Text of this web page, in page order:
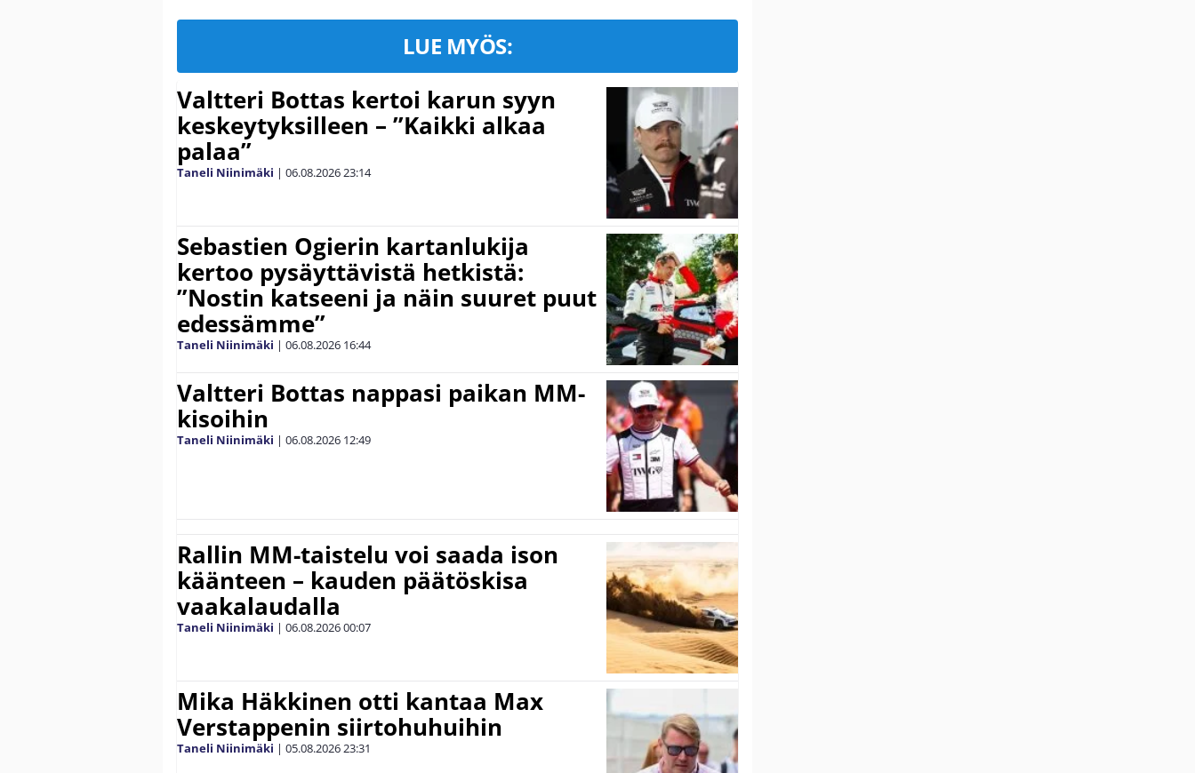
LUE MYÖS:
Valtteri Bottas kertoi karun syyn
keskeytyksilleen – ”Kaikki alkaa
palaa”
Taneli Niinimäki | 06.08.202623:14
Sebastien Ogierin kartanlukija
kertoo pysäyttävistä hetkistä:
”Nostin katseeni ja näin suuret puut
edessämme”
Taneli Niinimäki | 06.08.2026 16:44
Valtteri Bottas nappasi paikan MM-
kisoihin
Taneli Niinimäki | 06.08.2026 12:49
Rallin MM-taistelu voi saada ison
käänteen – kauden päätöskisa
vaakalaudalla
Taneli Niinimäki | 06.08.202600:07
Mika Häkkinen otti kantaa Max
Verstappenin siirtohuhuihin
Taneli Niinimäki | 05.08.202623:31